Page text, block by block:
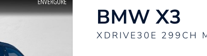
BMW X3
XDRIVE30E 299CH